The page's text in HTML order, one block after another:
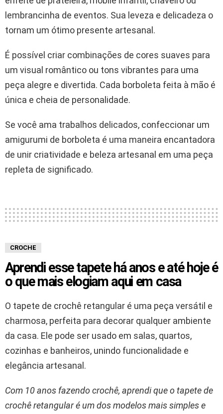
lembrancinha de eventos. Sua leveza e delicadeza o
tornam um ótimo presente artesanal.
É possível criar combinações de cores suaves para
um visual romântico ou tons vibrantes para uma
peça alegre e divertida. Cada borboleta feita à mão é
única e cheia de personalidade.
Se você ama trabalhos delicados, confeccionar um
amigurumi de borboleta é uma maneira encantadora
de unir criatividade e beleza artesanal em uma peça
repleta de significado.
CROCHE
Aprendi esse tapete há anos e até hoje é
o que mais elogiam aqui em casa
O tapete de crochê retangular é uma peça versátil e
charmosa, perfeita para decorar qualquer ambiente
da casa. Ele pode ser usado em salas, quartos,
cozinhas e banheiros, unindo funcionalidade e
elegância artesanal.
Com 10 anos fazendo crochê, aprendi que o tapete de
crochê retangular é um dos modelos mais simples e